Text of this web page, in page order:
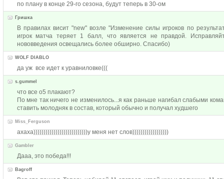
по плану в конце 29-го сезона, будут теперь в 30-ом
Гришка
В правилах висит "new" возле "Изменение силы игроков по
игрок матча теряет 1 балл, что является не правдой.
нововведения освещались более обширно. Спасибо)
WOLF DIABLO
да уж все идет к уравниловке(((
s.gummel
что все о5 плакают?
По мне так ничего не изменилось...я как раньше нагибал слабыми
ставить молодняк в состав, который обычно и получал худшего
Miss_Ferguson
ахаха)))))))))))))))))))))))))))у меня нет слов))))))))))))))))))
Gambler
Дааа, это победа!!!
Bagroff